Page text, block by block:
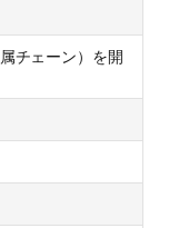
チェーン）を開